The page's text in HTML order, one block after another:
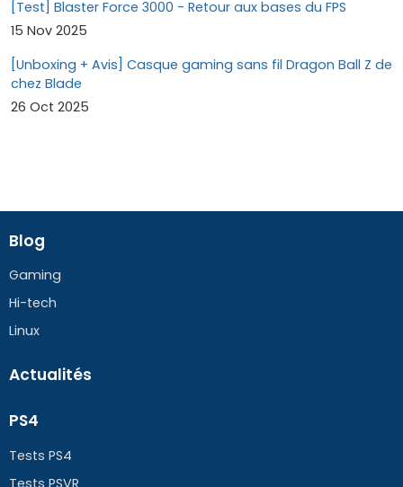
[Test] Blaster Force 3000 - Retour aux bases du FPS
15 Nov 2025
[Unboxing + Avis] Casque gaming sans fil Dragon Ball Z de
chez Blade
26 Oct 2025
Blog
Gaming
Hi-tech
Linux
Actualités
PS4
Tests PS4